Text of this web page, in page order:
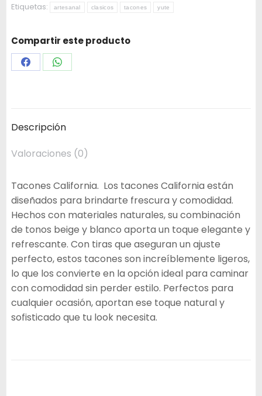
Etiquetas:
artesanal clasicos tacones yute
Compartir este producto
Share Share
Descripción
Valoraciones (0)
Tacones California. Los tacones California están
diseñados para brindarte frescura y comodidad.
Hechos con materiales naturales, su combinación
de tonos beige y blanco aporta un toque elegante y
refrescante. Con tiras que aseguran un ajuste
perfecto, estos tacones son increíblemente ligeros,
lo que los convierte en la opción ideal para caminar
con comodidad sin perder estilo. Perfectos para
cualquier ocasión, aportan ese toque natural y
sofisticado que tu look necesita.